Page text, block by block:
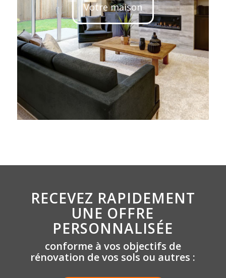
Votre maison
RECEVEZ RAPIDEMENT
UNE OFFRE
PERSONNALISÉE
conforme à vos objectifs de
rénovation de vos sols ou autres :